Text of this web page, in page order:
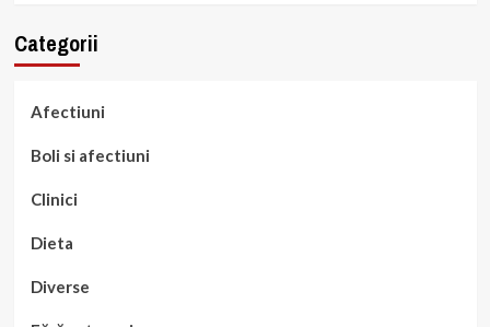
Categorii
Afectiuni
Boli si afectiuni
Clinici
Dieta
Diverse